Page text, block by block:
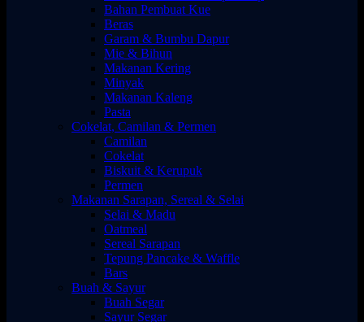
Bahan Pembuat Kue
Beras
Garam & Bumbu Dapur
Mie & Bihun
Makanan Kering
Minyak
Makanan Kaleng
Pasta
Cokelat, Camilan & Permen
Camilan
Cokelat
Biskuit & Kerupuk
Permen
Makanan Sarapan, Sereal & Selai
Selai & Madu
Oatmeal
Sereal Sarapan
Tepung Pancake & Waffle
Bars
Buah & Sayur
Buah Segar
Sayur Segar